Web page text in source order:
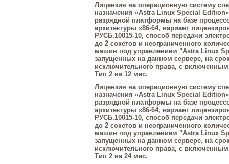
Лицензия на операционную систему
назначения «Astra Linux Special
разрядной платформы на базе
архитектуры х86-64, вариант
РУСБ.10015-10, способ передачи
до 2 сокетов и неограниченного
машин под управлением "Astra Linux
запущенных на данном сервере, на
исключительного права, с
Тип 2 на 12 мес.
Лицензия на операционную систему
назначения «Astra Linux Special
разрядной платформы на базе
архитектуры х86-64, вариант
РУСБ.10015-10, способ передачи
до 2 сокетов и неограниченного
машин под управлением "Astra Linux
запущенных на данном сервере, на
исключительного права, с
Тип 2 на 24 мес.